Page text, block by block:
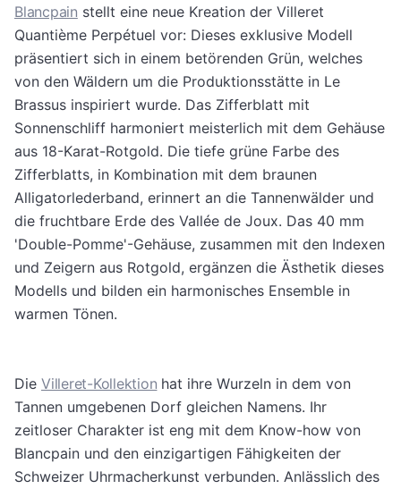
Blancpain stellt eine neue Kreation der Villeret
Quantième Perpétuel vor: Dieses exklusive Modell
präsentiert sich in einem betörenden Grün, welches
von den Wäldern um die Produktionsstätte in Le
Brassus inspiriert wurde. Das Zifferblatt mit
Sonnenschliff harmoniert meisterlich mit dem Gehäuse
aus 18-Karat-Rotgold. Die tiefe grüne Farbe des
Zifferblatts, in Kombination mit dem braunen
Alligatorlederband, erinnert an die Tannenwälder und
die fruchtbare Erde des Vallée de Joux. Das 40 mm
'Double-Pomme'-Gehäuse, zusammen mit den Indexen
und Zeigern aus Rotgold, ergänzen die Ästhetik dieses
Modells und bilden ein harmonisches Ensemble in
warmen Tönen.
Die Villeret-Kollektion hat ihre Wurzeln in dem von
Tannen umgebenen Dorf gleichen Namens. Ihr
zeitloser Charakter ist eng mit dem Know-how von
Blancpain und den einzigartigen Fähigkeiten der
Schweizer Uhrmacherkunst verbunden. Anlässlich des